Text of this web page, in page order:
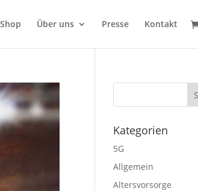
Shop Über uns Presse Kontakt
Kategorien
5G
Allgemein
Altersvorsorge